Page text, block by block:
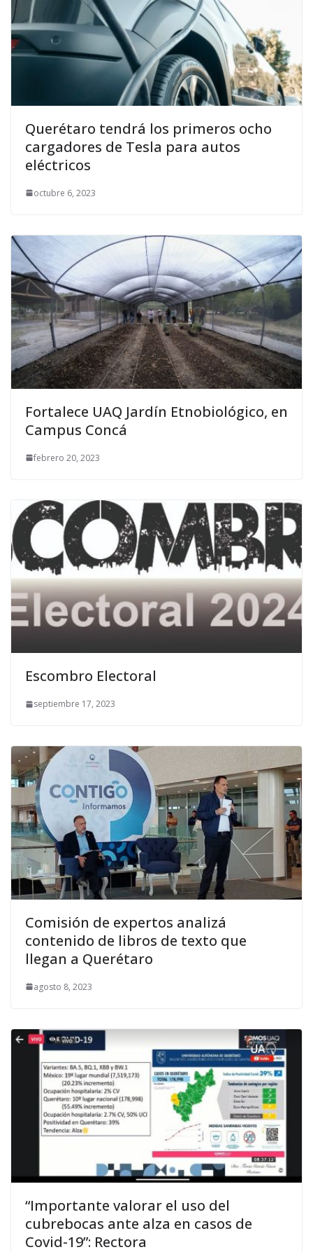
Querétaro tendrá los primeros ocho
cargadores de Tesla para autos
eléctricos
octubre 6, 2023
Fortalece UAQ Jardín Etnobiológico, en
Campus Concá
febrero 20, 2023
Escombro Electoral
septiembre 17, 2023
Comisión de expertos analizá
contenido de libros de texto que
llegan a Querétaro
agosto 8, 2023
“Importante valorar el uso del
cubrebocas ante alza en casos de
Covid-19”: Rectora